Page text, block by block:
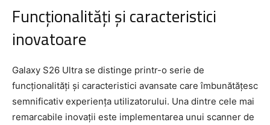
Funcționalități și caracteristici
inovatoare
Galaxy S26 Ultra se distinge printr-o serie de
funcționalități și caracteristici avansate care îmbunătățesc
semnificativ experiența utilizatorului. Una dintre cele mai
remarcabile inovații este implementarea unui scanner de